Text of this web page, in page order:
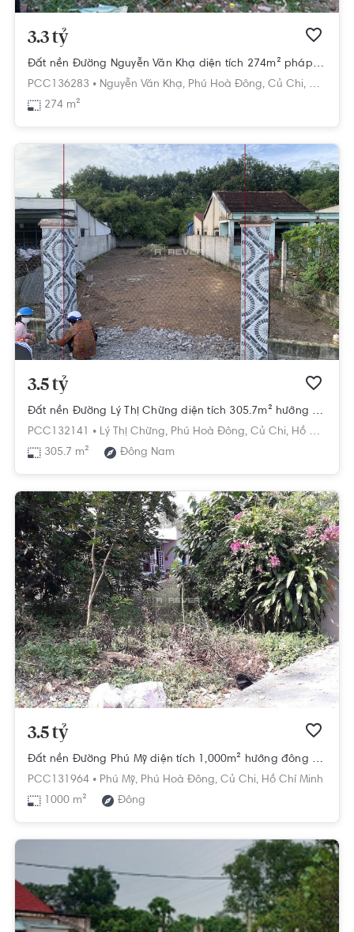
3.3 tỷ
Đất nền Đường Nguyễn Văn Khạ diện tích 274m² pháp lý sổ hồng.
PCC136283 • Nguyễn Văn Khạ, Phú Hoà Đông, Củ Chi, Hồ Chí
274 m²
3.5 tỷ
Đất nền Đường Lý Thị Chừng diện tích 305.7m² hướng đông nam pháp lý sổ hồng.
PCC132141 • Lý Thị Chừng, Phú Hoà Đông, Củ Chi, Hồ Chí Minh
305.7 m²
Đông Nam
3.5 tỷ
Đất nền Đường Phú Mỹ diện tích 1,000m² hướng đông pháp lý sổ hồng
PCC131964 • Phú Mỹ, Phú Hoà Đông, Củ Chi, Hồ Chí Minh
1000 m²
Đông